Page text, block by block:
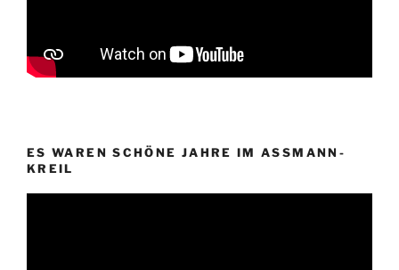
ES WAREN SCHÖNE JAHRE IM ASSMANN-
KREIL